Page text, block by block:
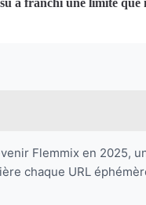
Flemmix en 2025,
chaque URL